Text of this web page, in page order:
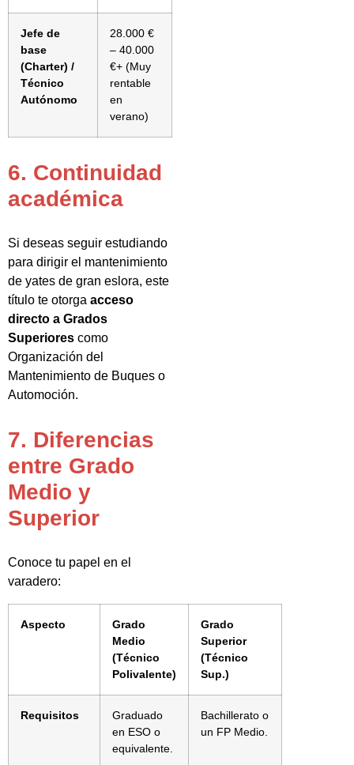
Jefe de
base
(Charter) /
Técnico
Autónomo
28.000 €
– 40.000
€+ (Muy
rentable
en
verano)
6. Continuidad
académica
Si deseas seguir estudiando
para dirigir el mantenimiento
de yates de gran eslora, este
título te otorga acceso
directo a Grados
Superiores como
Organización del
Mantenimiento de Buques o
Automoción.
7. Diferencias
entre Grado
Medio y
Superior
Conoce tu papel en el
varadero:
Aspecto
Grado
Medio
(Técnico
Polivalente)
Grado
Superior
(Técnico
Sup.)
Requisitos
Graduado
en ESO o
equivalente.
Bachillerato o
un FP Medio.